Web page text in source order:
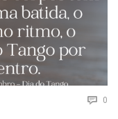
 0